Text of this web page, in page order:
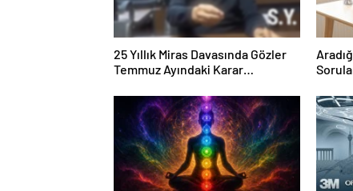
25 Yıllık Miras Davasında Gözler
Temmuz Ayındaki Karar